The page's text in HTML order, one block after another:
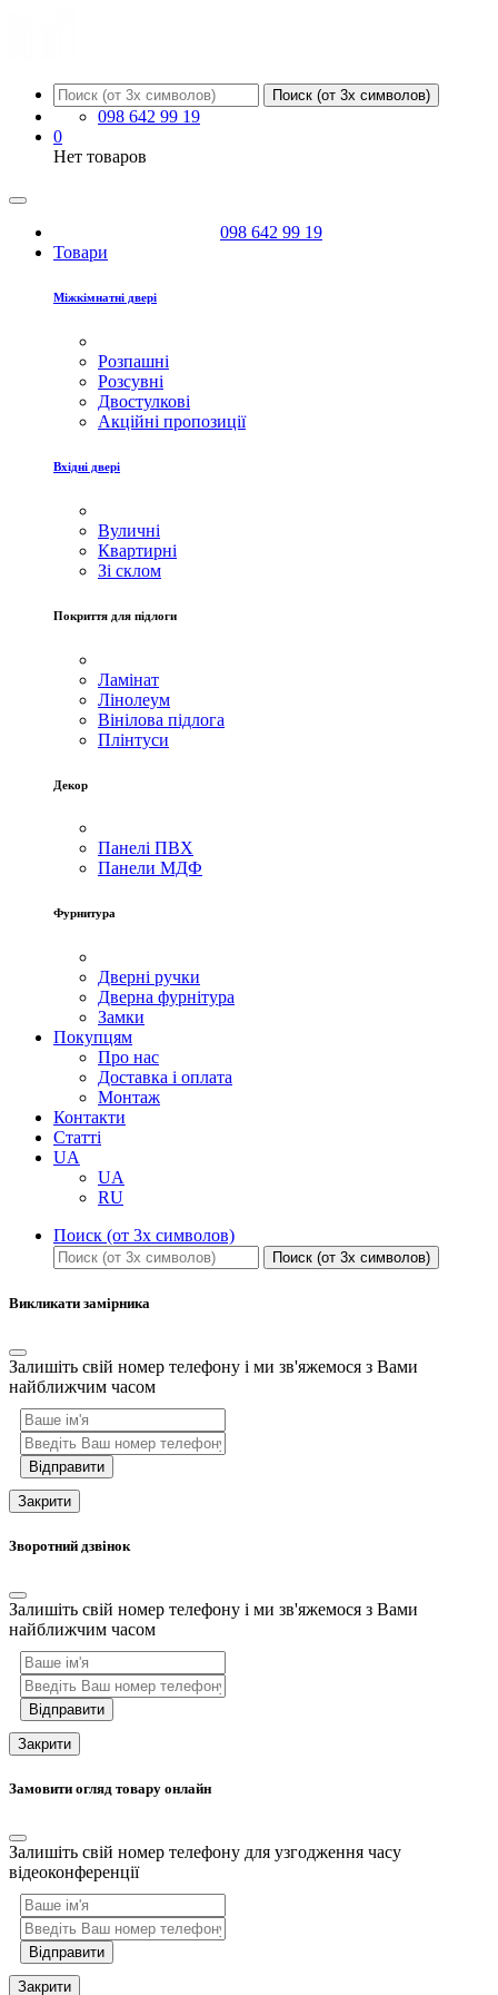
Поиск (от 3х символов)
098 642 99 19
0
Нет товаров
098 642 99 19
Товари
Міжкімнатні двері
Розпашні
Розсувні
Двостулкові
Акційні пропозиції
Вхідні двері
Вуличні
Квартирні
Зі склом
Покриття для підлоги
Ламінат
Лінолеум
Вінілова підлога
Плінтуси
Декор
Панелі ПВХ
Панели МДФ
Фурнитура
Дверні ручки
Дверна фурнітура
Замки
Покупцям
Про нас
Доставка і оплата
Монтаж
Контакти
Статті
UA
UA
RU
Поиск (от 3х символов)
Поиск (от 3х символов)
Викликати замірника
Залишіть свій номер телефону і ми зв'яжемося з Вами
найближчим часом
Відправити
Закрити
Зворотний дзвінок
Залишіть свій номер телефону і ми зв'яжемося з Вами
найближчим часом
Відправити
Закрити
Замовити огляд товару онлайн
Залишіть свій номер телефону для узгодження часу
відеоконференції
Відправити
Закрити